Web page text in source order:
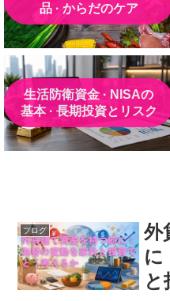
品 · からだのケア
生活防衛資金 · NISAの
基本 · 長期投資とリスク
ブログ
外
に
と